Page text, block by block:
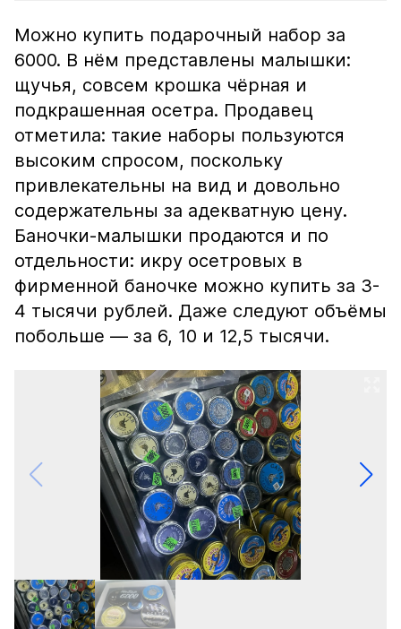
Можно купить подарочный набор за
6000. В нём представлены малышки:
щучья, совсем крошка чёрная и
подкрашенная осетра. Продавец
отметила: такие наборы пользуются
высоким спросом, поскольку
привлекательны на вид и довольно
содержательны за адекватную цену.
Баночки-малышки продаются и по
отдельности: икру осетровых в
фирменной баночке можно купить за 3-
4 тысячи рублей. Даже следуют объёмы
побольше — за 6, 10 и 12,5 тысячи.